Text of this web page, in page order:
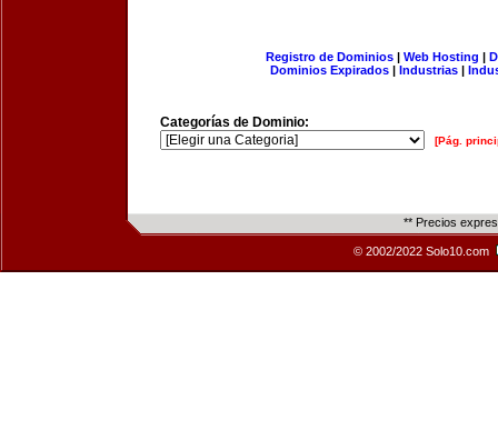
Registro de Dominios| Web Hosting |
Dominios Expirados | Industrias |
Categorías de Dominio:
[Pág.
** Precios
© 2002/2022 Solo10.com